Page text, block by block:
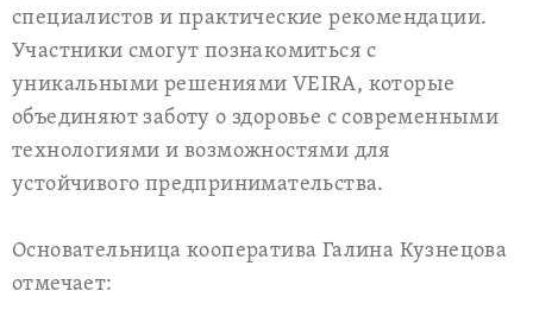
специалистов и практические рекомендации.
Участники смогут познакомиться с
уникальными решениями VEIRA, которые
объединяют заботу о здоровье с современными
технологиями и возможностями для
устойчивого предпринимательства.
Основательница кооператива Галина Кузнецова
отмечает: